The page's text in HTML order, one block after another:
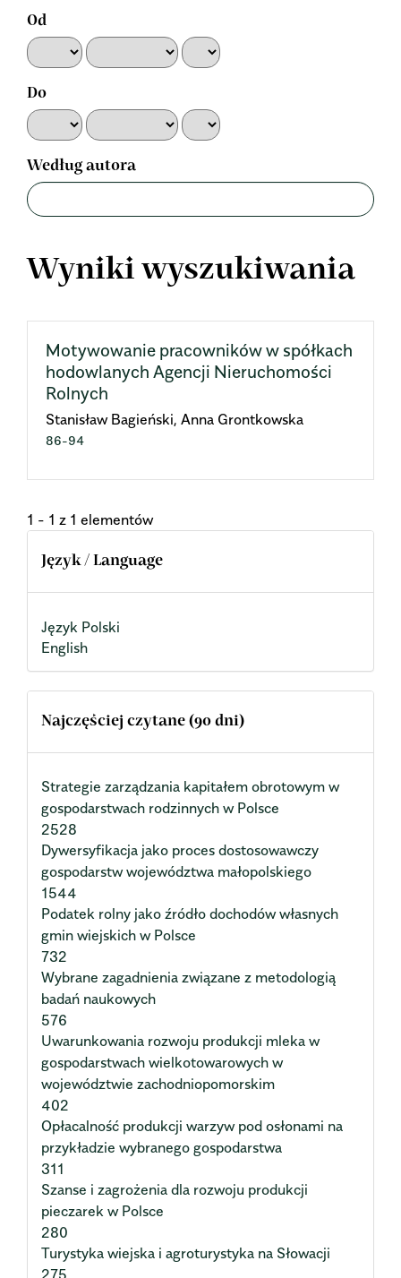
Od
Do
Według autora
Wyniki wyszukiwania
Motywowanie pracowników w spółkach
hodowlanych Agencji Nieruchomości
Rolnych
Stanisław Bagieński, Anna Grontkowska
86-94
1 - 1 z 1 elementów
Język / Language
Język Polski
English
Najczęściej czytane (90 dni)
Strategie zarządzania kapitałem obrotowym w
gospodarstwach rodzinnych w Polsce
2528
Dywersyfikacja jako proces dostosowawczy
gospodarstw województwa małopolskiego
1544
Podatek rolny jako źródło dochodów własnych
gmin wiejskich w Polsce
732
Wybrane zagadnienia związane z metodologią
badań naukowych
576
Uwarunkowania rozwoju produkcji mleka w
gospodarstwach wielkotowarowych w
województwie zachodniopomorskim
402
Opłacalność produkcji warzyw pod osłonami na
przykładzie wybranego gospodarstwa
311
Szanse i zagrożenia dla rozwoju produkcji
pieczarek w Polsce
280
Turystyka wiejska i agroturystyka na Słowacji
275